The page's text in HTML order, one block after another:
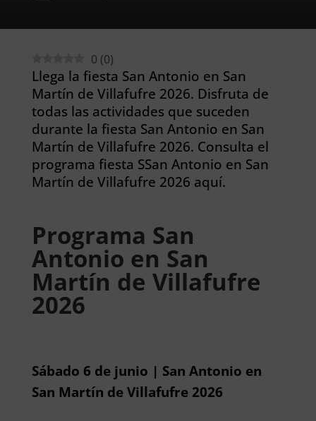
0 (0)
Llega la fiesta San Antonio en San
Martín de Villafufre 2026. Disfruta de
todas las actividades que suceden
durante la fiesta San Antonio en San
Martín de Villafufre 2026. Consulta el
programa fiesta SSan Antonio en San
Martín de Villafufre 2026 aquí.
Programa San
Antonio en San
Martín de Villafufre
2026
Sábado 6 de junio | San Antonio en
San Martín de Villafufre 2026